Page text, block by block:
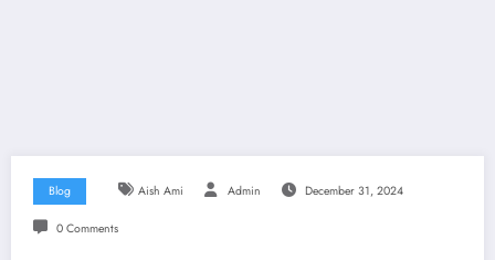
Blog Aish Ami Admin December 31, 2024
0 Comments